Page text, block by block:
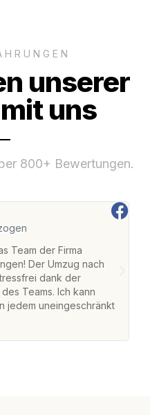
unserer
uns
800+ Bewertungen.
Team der Firma
Der Umzug nach
dank der
Teams. Ich kann
jedem uneingeschränkt